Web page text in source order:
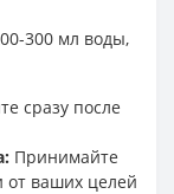
300 мл воды,
сразу после
Принимайте
от ваших целей